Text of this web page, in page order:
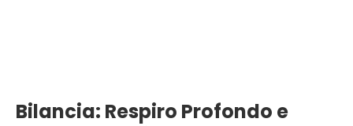
Bilancia: Respiro Profondo e